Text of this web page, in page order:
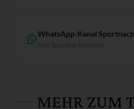
WhatsApp-Kanal
MEHR ZUM